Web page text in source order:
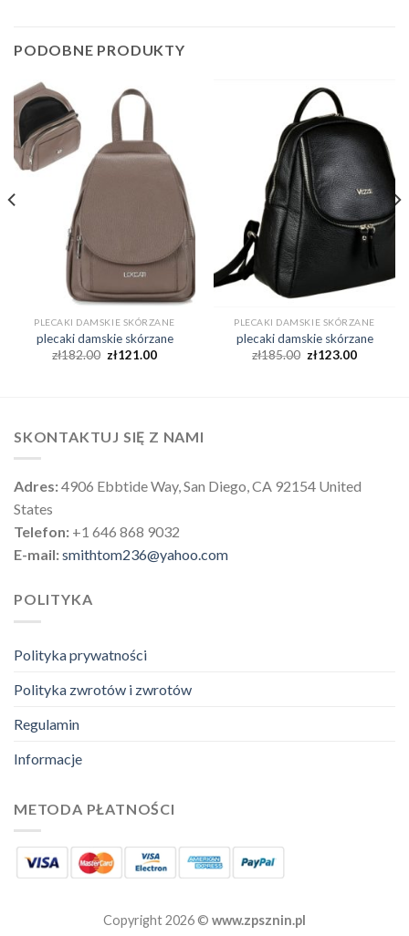
PODOBNE PRODUKTY
PLECAKI DAMSKIE SKÓRZANE
plecaki damskie skórzane
zł182.00 zł121.00
PLECAKI DAMSKIE SKÓRZANE
plecaki damskie skórzane
zł185.00 zł123.00
SKONTAKTUJ SIĘ Z NAMI
Adres:4906 Ebbtide Way, San Diego, CA 92154 United
States
Telefon: +1 646 868 9032
E-mail:smithtom236@yahoo.com
POLITYKA
Polityka prywatności
Polityka zwrotów i zwrotów
Regulamin
Informacje
METODA PŁATNOŚCI
Copyright 2026 © www.zpsznin.pl